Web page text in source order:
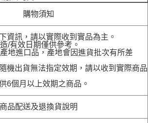
購物須知
資訊，請以實際收到實品為主。
/有效日期僅供參考。
地進口品，產地會因進貨批次有所差
機出貨無法指定效期，請以收到實際商品
6個月以上效期之商品。
商品配送及退換貨說明